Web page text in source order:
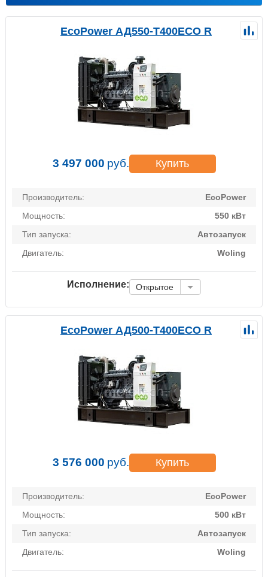
EcoPower АД550-T400ECO R
3 497 000 руб. Купить
Производитель:
EcoPower
Мощность:
550 кВт
Тип запуска:
Автозапуск
Двигатель:
Woling
Исполнение: Открытое
EcoPower АД500-T400ECO R
3 576 000 руб. Купить
Производитель:
EcoPower
Мощность:
500 кВт
Тип запуска:
Автозапуск
Двигатель:
Woling